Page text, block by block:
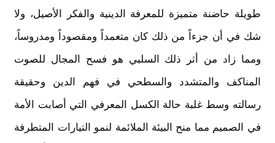
طويلة حاضنة متميزة للمعرفة الدينية والفكر الأصيل، ولا
شك في أن جزءاً من ذلك كان متعمداً ومقصوداً ومدروساً،
ومما زاد من أثر ذلك السلبي هو فسح المجال للصوت
المناكف والمتشدد والسطحي في فهم الدين وحقيقة
رسالته وسط غلبة حالة الكسل المعرفي التي أصابت الأمة
في الصميم مما منح البيئة الملائمة لنمو التيارات المتطرفة